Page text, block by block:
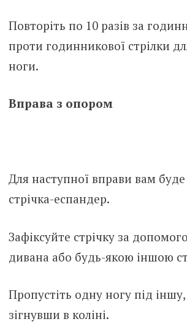
Повторіть по 10 разів за
проти годинникової стрілки
ноги.
Вправа з опором
Для наступної вправи вам
стрічка-еспандер.
Зафіксуйте стрічку за
дивана або будь-якою іншою
Пропустіть одну ногу під іншу,
зігнувши в коліні.